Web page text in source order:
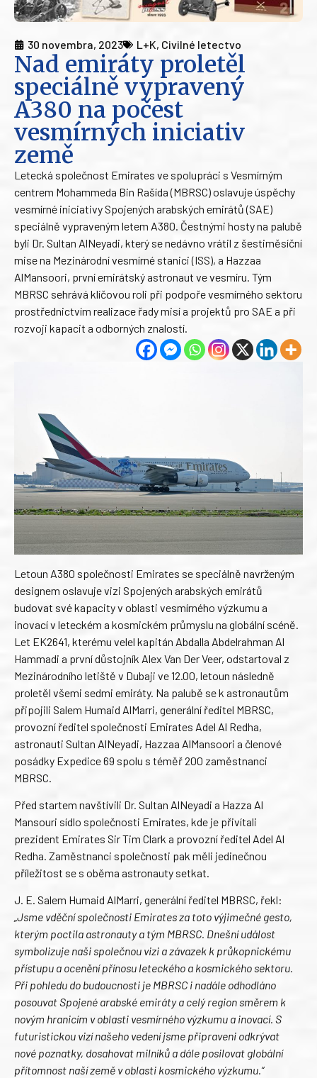
30 novembra, 2023 L+K, Civilné letectvo
Nad emiráty proletěl
speciálně vypravený
A380 na počest
vesmírných iniciativ
země
Letecká společnost Emirates ve spolupráci s Vesmírným
centrem Mohammeda Bin Rašída (MBRSC) oslavuje úspěchy
vesmírné iniciativy Spojených arabských emirátů (SAE)
speciálně vypraveným letem A380. Čestnými hosty na palubě
byli Dr. Sultan AlNeyadi, který se nedávno vrátil z šestiměsíční
mise na Mezinárodní vesmírné stanici (ISS), a Hazzaa
AlMansoori, první emirátský astronaut ve vesmíru. Tým
MBRSC sehrává klíčovou roli při podpoře vesmírného sektoru
prostřednictvím realizace řady misí a projektů pro SAE a při
rozvoji kapacit a odborných znalostí.
Letoun A380 společnosti Emirates se speciálně navrženým
designem oslavuje vizi Spojených arabských emirátů
budovat své kapacity v oblasti vesmírného výzkumu a
inovací v leteckém a kosmickém průmyslu na globální scéně.
Let EK2641, kterému velel kapitán Abdalla Abdelrahman Al
Hammadi a první důstojník Alex Van Der Veer, odstartoval z
Mezinárodního letiště v Dubaji ve 12.00, letoun následně
proletěl všemi sedmi emiráty. Na palubě se k astronautům
připojili Salem Humaid AlMarri, generální ředitel MBRSC,
provozní ředitel společnosti Emirates Adel Al Redha,
astronauti Sultan AlNeyadi, Hazzaa AlMansoori a členové
posádky Expedice 69 spolu s téměř 200 zaměstnanci
MBRSC.
Před startem navštívili Dr. Sultan AlNeyadi a Hazza Al
Mansouri sídlo společnosti Emirates, kde je přivítali
prezident Emirates Sir Tim Clark a provozní ředitel Adel Al
Redha. Zaměstnanci společnosti pak měli jedinečnou
příležitost se s oběma astronauty setkat.
J. E. Salem Humaid AlMarri, generální ředitel MBRSC, řekl:
„Jsme vděční společnosti Emirates za toto výjimečné gesto,
kterým poctila astronauty a tým MBRSC. Dnešní událost
symbolizuje naši společnou vizi a závazek k průkopnickému
přístupu a ocenění přínosu leteckého a kosmického sektoru.
Při pohledu do budoucnosti je MBRSC i nadále odhodláno
posouvat Spojené arabské emiráty a celý region směrem k
novým hranicím v oblasti vesmírného výzkumu a inovací. S
futuristickou vizí našeho vedení jsme připraveni odkrývat
nové poznatky, dosahovat milníků a dále posilovat globální
přítomnost naší země v oblasti kosmického výzkumu.“